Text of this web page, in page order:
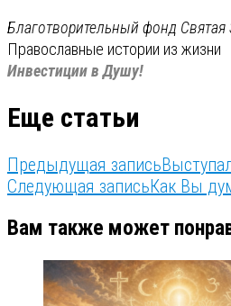
Благотворительный фонд Святая
Православные истории из жизни
Инвестиции в Душу!
Еще статьи
Предыдущая запись
Следующая записьКак Вы
Вам также может